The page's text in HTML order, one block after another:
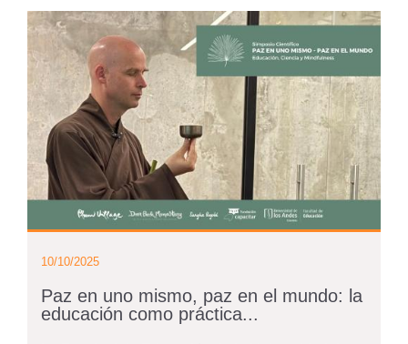
10/10/2025
Paz en uno mismo, paz en el mundo: la
educación como práctica...